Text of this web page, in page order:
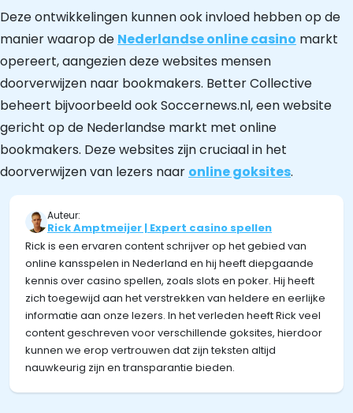
Deze ontwikkelingen kunnen ook invloed hebben op de
manier waarop de Nederlandse online casino markt
opereert, aangezien deze websites mensen
doorverwijzen naar bookmakers. Better Collective
beheert bijvoorbeeld ook Soccernews.nl, een website
gericht op de Nederlandse markt met online
bookmakers. Deze websites zijn cruciaal in het
doorverwijzen van lezers naar online goksites.
Auteur:
Rick Amptmeijer | Expert casino spellen
Rick is een ervaren content schrijver op het gebied van
online kansspelen in Nederland en hij heeft diepgaande
kennis over casino spellen, zoals slots en poker. Hij heeft
zich toegewijd aan het verstrekken van heldere en eerlijke
informatie aan onze lezers. In het verleden heeft Rick veel
content geschreven voor verschillende goksites, hierdoor
kunnen we erop vertrouwen dat zijn teksten altijd
nauwkeurig zijn en transparantie bieden.